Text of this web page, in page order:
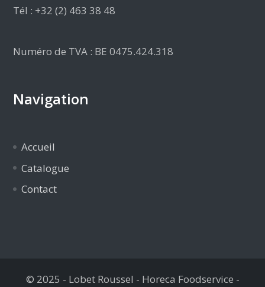
Tél : +32 (2) 463 38 48
Numéro de TVA : BE 0475.424.318
Navigation
Accueil
Catalogue
Contact
© 2025 - Lobet Roussel - Horeca Foodservice -